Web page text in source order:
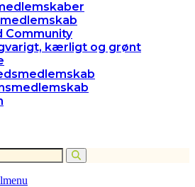
Community
kærligt og grønt